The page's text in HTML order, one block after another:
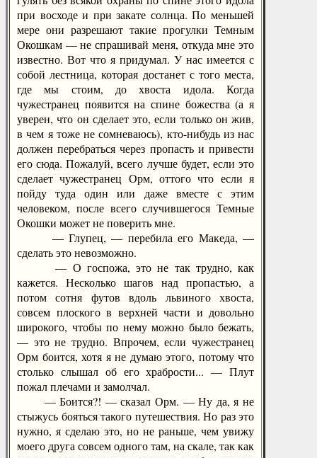
при восходе и при закате солнца. По меньшей
мере они разрешают такие прогулки Темным
Окошкам — не спрашивай меня, откуда мне это
известно. Вот что я придумал. У нас имеется с
собой лестница, которая достанет с того места,
где мы стоим, до хвоста идола. Когда
чужестранец появится на спине божества (а я
уверен, что он сделает это, если только он жив,
в чем я тоже не сомневаюсь), кто-нибудь из нас
должен перебраться через пропасть и привести
его сюда. Пожалуй, всего лучше будет, если это
сделает чужестранец Орм, оттого что если я
пойду туда один или даже вместе с этим
человеком, после всего случившегося Темные
Окошки может не поверить мне.
— Глупец, — перебила его Македа, —
сделать это невозможно.
— О госпожа, это не так трудно, как
кажется. Несколько шагов над пропастью, а
потом сотня футов вдоль львиного хвоста,
совсем плоского в верхней части и довольно
широкого, чтобы по нему можно было бежать,
— это не трудно. Впрочем, если чужестранец
Орм боится, хотя я не думаю этого, потому что
столько слышал об его храбрости... — Плут
пожал плечами и замолчал.
— Боится?! — сказал Орм. — Ну да, я не
стыжусь бояться такого путешествия. Но раз это
нужно, я сделаю это, но не раньше, чем увижу
моего друга совсем одного там, на скале, так как